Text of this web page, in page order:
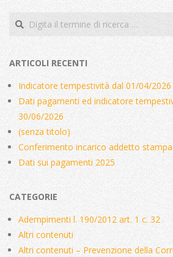
Cerca
ARTICOLI RECENTI
Indicatore tempestività dal 01/04/
Dati pagamenti ed indicatore
30/06/2026
(senza titolo)
Conferimento incarico addetto stampa
Dati sui pagamenti 2025
CATEGORIE
Adempimenti l. 190/2012 art. 1 c. 32
Altri contenuti
Altri contenuti – Prevenzione della